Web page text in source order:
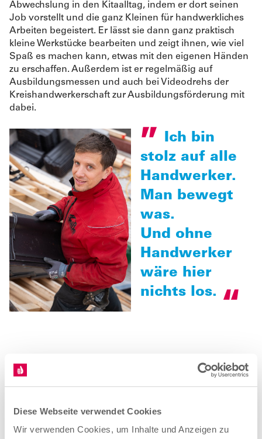
Diese Webseite verwendet Cookies
Wir verwenden Cookies, um Inhalte und Anzeigen zu
Abwechslung in den Kitaalltag, indem er dort seinen
Job vorstellt und die ganz Kleinen für handwerkliches
Arbeiten begeistert. Er lässt sie dann ganz praktisch
kleine Werkstücke bearbeiten und zeigt ihnen, wie viel
Spaß es machen kann, etwas mit den eigenen Händen
zu erschaffen. Außerdem ist er regelmäßig auf
Ausbildungsmessen und auch bei Videodrehs der
Kreishandwerkerschaft zur Ausbildungsförderung mit
dabei.
Ich bin
stolz auf alle
Handwerker.
Man bewegt
was.
Und ohne
Handwerker
wäre hier
nichts los.
Ehrenamtliches Engagement für die
Gemeinschaft
die Region vor Ort leistet. Betriebe wie der seiner
und Kollegen aus dem Handwerk das gesamte Leben